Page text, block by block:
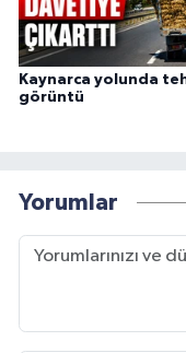
Kaynarca yolunda
görüntü
Yorumlar